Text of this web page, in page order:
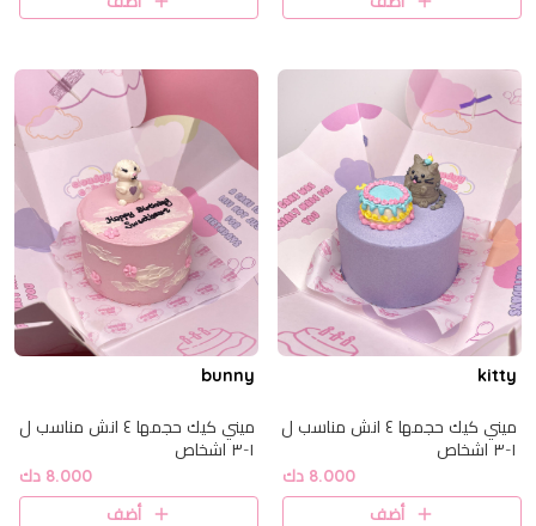
kitty
ميني كيك حجمها ٤ انش مناسب ل
١-٣ اشخاص
8.000 دك
أضف
bunny
ميني كيك حجمها ٤ انش مناسب ل
١-٣ اشخاص
8.000 دك
أضف